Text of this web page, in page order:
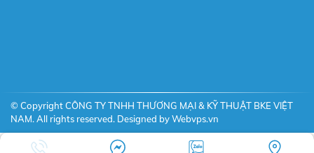
© Copyright CÔNG TY TNHH THƯƠNG MẠI & KỸ THUẬT BKE VIỆT
NAM. All rights reserved. Designed byWebvps.vn